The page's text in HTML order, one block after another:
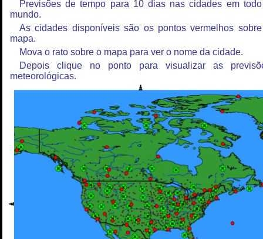
Previsões de tempo para 10 dias nas cidades em
mundo.
As cidades disponíveis são os pontos vermelhos
mapa.
Mova o rato sobre o mapa para ver o nome da cidade.
Depois clique no ponto para visualizar as
meteorológicas.